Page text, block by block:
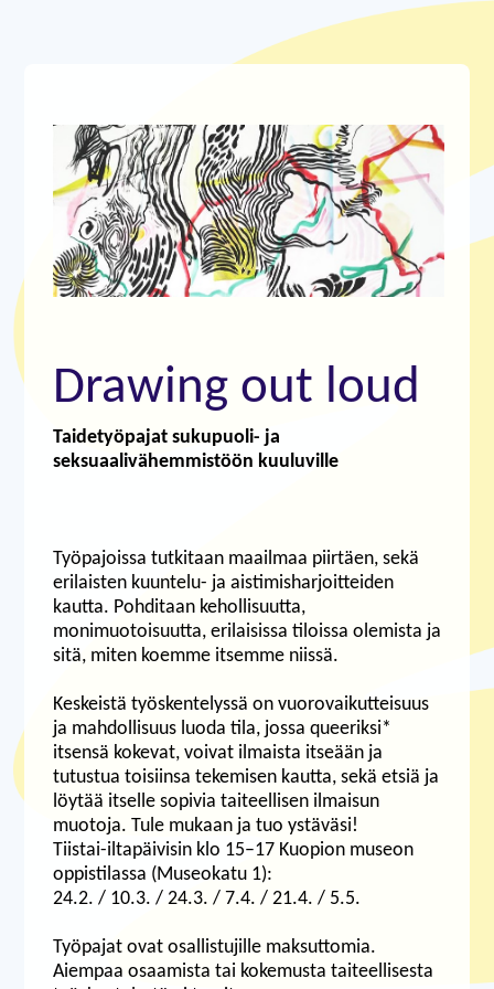
Drawing out loud
Taidetyöpajat sukupuoli- ja
seksuaalivähemmistöön kuuluville
Työpajoissa tutkitaan maailmaa piirtäen, sekä
erilaisten kuuntelu- ja aistimisharjoitteiden
kautta. Pohditaan kehollisuutta,
monimuotoisuutta, erilaisissa tiloissa olemista ja
sitä, miten koemme itsemme niissä.
Keskeistä työskentelyssä on vuorovaikutteisuus
ja mahdollisuus luoda tila, jossa queeriksi*
itsensä kokevat, voivat ilmaista itseään ja
tutustua toisiinsa tekemisen kautta, sekä etsiä ja
löytää itselle sopivia taiteellisen ilmaisun
muotoja. Tule mukaan ja tuo ystäväsi!
Tiistai-iltapäivisin klo 15–17 Kuopion museon
oppistilassa (Museokatu 1):
24.2. / 10.3. / 24.3. / 7.4. / 21.4. / 5.5.
Työpajat ovat osallistujille maksuttomia.
Aiempaa osaamista tai kokemusta taiteellisesta